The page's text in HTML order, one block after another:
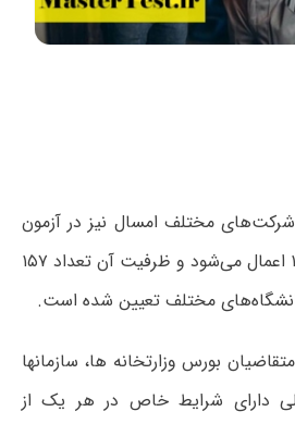
مختلف امسال نیز در آزمون
کارشناسی ارشد سال ۱۴۰۴ اعمال می‌شود و ظرفیت آن تعداد ۱۵۷
بورس وزارتخانه ها، سازمانها
دارای شرایط خاص در هر یک از